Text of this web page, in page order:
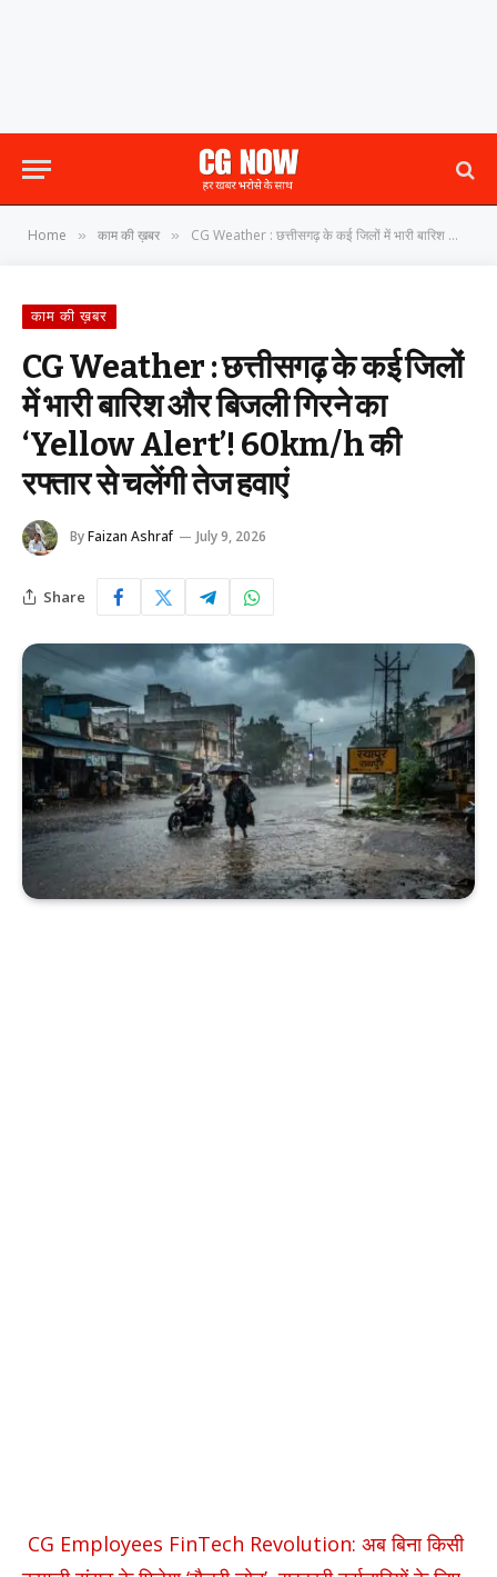
Home » काम की ख़बर » CG Weather : छत्तीसगढ़ के कई जिलों में भारी बारिश और बिजली गिरने का ‘Yellow Alert’! 60km/h की रफ्तार से चलेंगी तेज हवाएं
काम की ख़बर
CG Weather : छत्तीसगढ़ के कई जिलों
में भारी बारिश और बिजली गिरने का
‘Yellow Alert’! 60km/h की
रफ्तार से चलेंगी तेज हवाएं
ByFaizan Ashraf July 9, 2026
Share
CG Employees FinTech Revolution: अब बिना किसी